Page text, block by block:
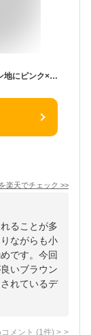
【 FAIRFAX / フェアファクス 】小紋 ●杢調ブラウン地にピンク×サックスブルー×オフホワイトの小紋タイ/ ネクタイ ( FAK-1121 ) 【楽ギフ_包装】
楽天でチェック >>
ることが多
ながらも小
です。今回
いブラウン
れているデ
メント (1 件) >